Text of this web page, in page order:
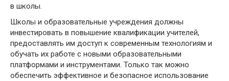
в школы.
Школы и образовательные учреждения должны
инвестировать в повышение квалификации учителей,
предоставлять им доступ к современным технологиям и
обучать их работе с новыми образовательными
платформами и инструментами. Только так можно
обеспечить эффективное и безопасное использование